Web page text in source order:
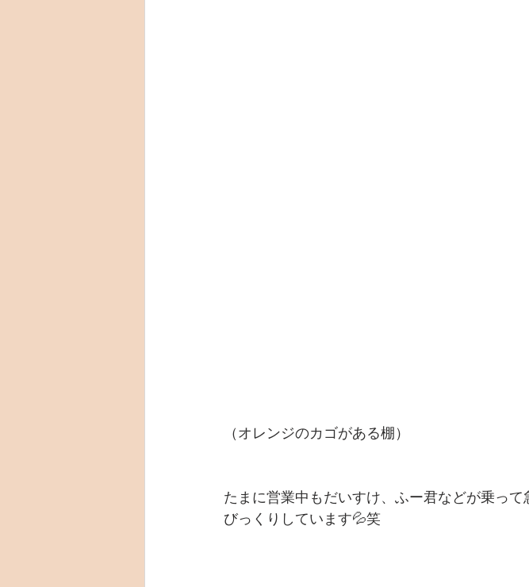
（オレンジのカゴがある棚）
たまに営業中もだいすけ、ふー君などが乗っ
びっくりしています💦笑